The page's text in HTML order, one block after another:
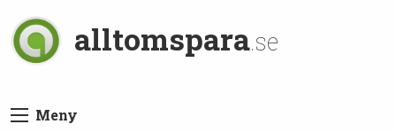
alltomspara.se
Meny